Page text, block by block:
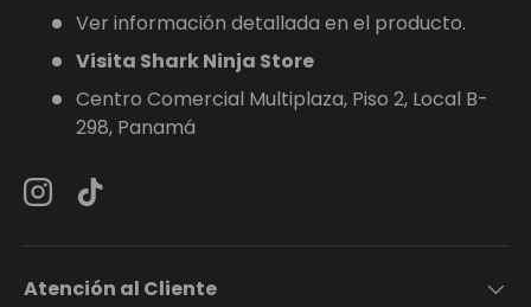
Ver información detallada en el producto.
Visita Shark Ninja Store
Centro Comercial Multiplaza, Piso 2, Local B-
298, Panamá
Instagram
TikTok
Atención al Cliente